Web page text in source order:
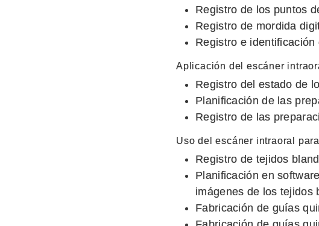
Registro de los puntos
Registro de mordida
Registro e
Aplicación del escáner
Registro del estado de
Planificación de las
Registro de las
Uso del escáner intraoral
Registro de tejidos
Planificación en
imágenes de los tejidos
Fabricación de guías